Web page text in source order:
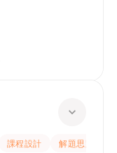
課程設計 解題思路